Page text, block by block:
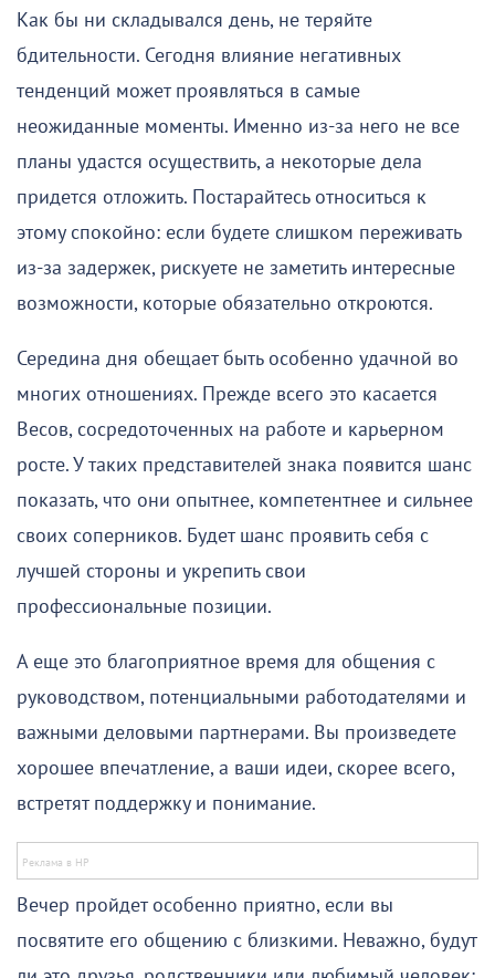
Как бы ни складывался день, не теряйте
бдительности. Сегодня влияние негативных
тенденций может проявляться в самые
неожиданные моменты. Именно из-за него не все
планы удастся осуществить, а некоторые дела
придется отложить. Постарайтесь относиться к
этому спокойно: если будете слишком переживать
из-за задержек, рискуете не заметить интересные
возможности, которые обязательно откроются.
Середина дня обещает быть особенно удачной во
многих отношениях. Прежде всего это касается
Весов, сосредоточенных на работе и карьерном
росте. У таких представителей знака появится шанс
показать, что они опытнее, компетентнее и сильнее
своих соперников. Будет шанс проявить себя с
лучшей стороны и укрепить свои
профессиональные позиции.
А еще это благоприятное время для общения с
руководством, потенциальными работодателями и
важными деловыми партнерами. Вы произведете
хорошее впечатление, а ваши идеи, скорее всего,
встретят поддержку и понимание.
Вечер пройдет особенно приятно, если вы
посвятите его общению с близкими. Неважно, будут